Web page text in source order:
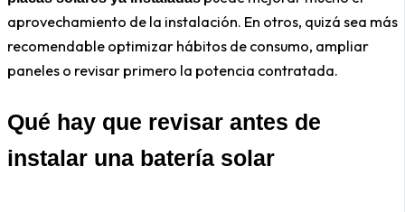
aprovechamiento de la instalación. En otros, quizá sea más
recomendable optimizar hábitos de consumo, ampliar
paneles o revisar primero la potencia contratada.
Qué hay que revisar antes de
instalar una batería solar